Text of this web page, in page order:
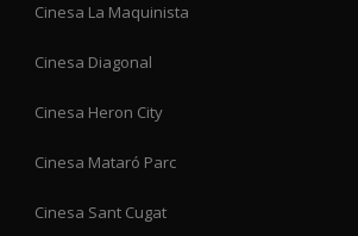
Cinesa La Maquinista
Cinesa Diagonal
Cinesa Heron City
Cinesa Mataró Parc
Cinesa Sant Cugat